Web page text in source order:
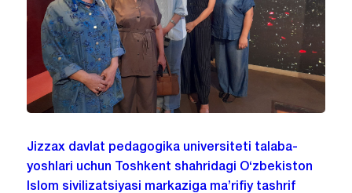
Jizzax davlat pedagogika universiteti talaba-
yoshlari uchun Toshkent shahridagi O‘zbekiston
Islom sivilizatsiyasi markaziga ma’rifiy tashrif